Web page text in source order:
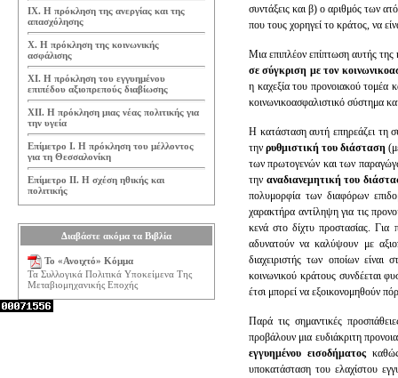
IX. Η πρόκληση της ανεργίας και της
απασχόλησης
Χ. Η πρόκληση της κοινωνικής
ασφάλισης
ΧΙ. Η πρόκληση του εγγυημένου
επιπέδου αξιοπρεπούς διαβίωσης
ΧΙΙ. Η πρόκληση μιας νέας πολιτικής για
την υγεία
Επίμετρο Ι. Η πρόκληση του μέλλοντος
για τη Θεσσαλονίκη
Επίμετρο ΙΙ. Η σχέση ηθικής και
πολιτικής
Διαβάστε ακόμα τα Βιβλία
Το «Ανοιχτό» Κόμμα
Τα Συλλογικά Πολιτικά Υποκείμενα Της
Μεταβιομηχανικής Εποχής
συντάξεις και β) ο αριθμός των
που τους χορηγεί το κράτος, να
Μια επιπλέον επίπτωση αυτής
σε σύγκριση με τον
η καχεξία του προνοιακού τομέα
κοινωνικοασφαλιστικό σύστημα
Η κατάσταση αυτή επηρεάζει τη
την ρυθμιστική του διάσταση
των πρωτογενών και των
την αναδιανεμητική του
πολυμορφία των διαφόρων
χαρακτήρα αντίληψη για τις
κενά στο δίχτυ προστασίας. Για
αδυνατούν να καλύψουν με
διαχειριστής των οποίων είναι
κοινωνικού κράτους συνδέεται
έτσι μπορεί να εξοικονομηθούν
Παρά τις σημαντικές
προβάλουν μια ευδιάκριτη
εγγυημένου εισοδήματοςκαθώς
υποκατάσταση του ελαχίστου